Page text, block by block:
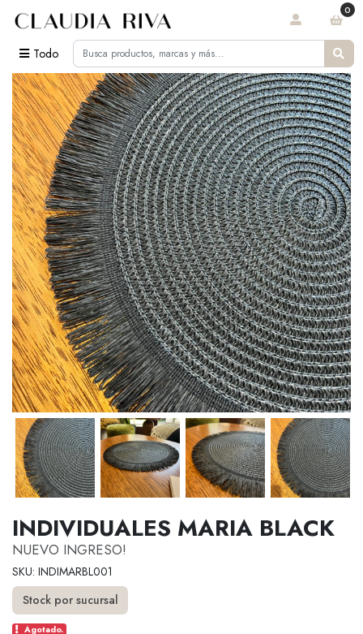
Todo
0
INDIVIDUALES MARIA BLACK
NUEVO INGRESO!
SKU: INDIMARBL001
Stock por sucursal
Agotado.